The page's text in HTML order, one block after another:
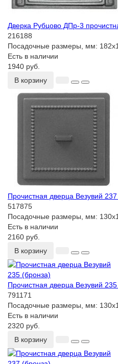
Дверка Рубцово ДПр-3
216188
Посадочные размеры, мм:
Есть в наличии
1940 руб.
В корзину
Прочистная дверца Везувий
517875
Посадочные размеры, мм:
Есть в наличии
2160 руб.
В корзину
Прочистная дверца Везувий
791171
Посадочные размеры, мм:
Есть в наличии
2320 руб.
В корзину